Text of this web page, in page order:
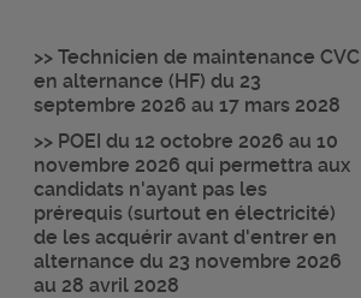
>> Technicien de maintenance CVC
en alternance (HF) du 23
septembre 2026 au 17 mars 2028
>> POEI du 12 octobre 2026 au 10
novembre 2026 qui permettra aux
candidats n'ayant pas les
prérequis (surtout en électricité)
de les acquérir avant d'entrer en
alternance du 23 novembre 2026
au 28 avril 2028